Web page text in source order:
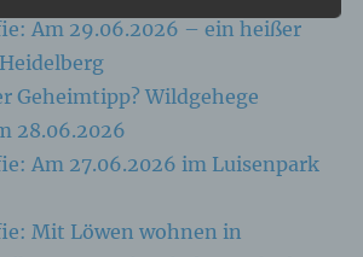
Am 29.06.2026 – ein heißer
Geheimtipp? Wildgehege
28.06.2026
Am 27.06.2026 im Luisenpark
Mit Löwen wohnen in
wird eine natürliche Person
direkt oder indirekt,
mittels Zuordnung zu einer
einem Namen, zu einer
zu Standortdaten, zu einer
oder zu einem oder mehreren
die Ausdruck der
physiologischen, genetischen,
wirtschaftlichen, kulturellen oder
dieser natürlichen Person
werden kann.